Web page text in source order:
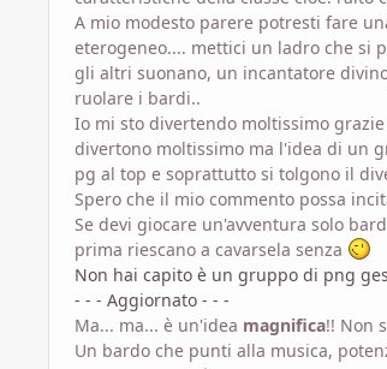
A mio modesto parere potresti fare
eterogeneo.... mettici un ladro che si
gli altri suonano, un incantatore
ruolare i bardi..
Io mi sto divertendo moltissimo
divertono moltissimo ma l'idea di un
pg al top e soprattutto si tolgono il
Spero che il mio commento possa
Se devi giocare un'avventura solo
prima riescano a cavarsela senza
Non hai capito è un gruppo di png
- - - Aggiornato - - -
Ma... ma... è un'idea magnifica!! Non
Un bardo che punti alla musica,